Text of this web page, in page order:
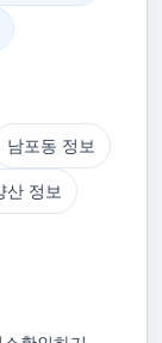
남포동 정보
산 정보